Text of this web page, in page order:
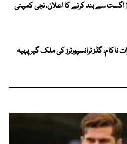
میٹرو بس سروس 11 اگست سے بند کرنے کا اعلان، نجی کمپنی
گڈز ٹرانسپورٹرز کی ملک گیر پہیہ